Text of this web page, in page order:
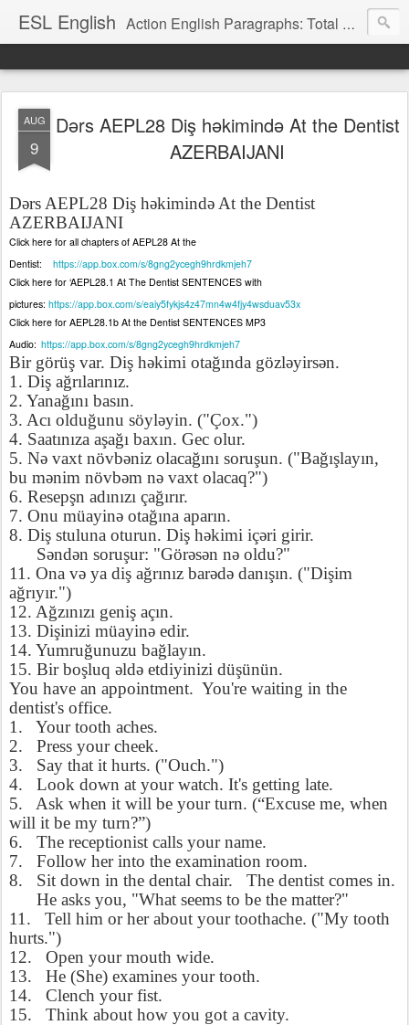
ESL English Action English Paragraphs: Total Physical Response (TPR) Paragraphs for the High School and Adult Language Student
AUG
9
Dərs AEPL28 Diş həkimində At the Dentist
AZERBAIJANI
Dərs AEPL28 Diş həkimində At the Dentist
AZERBAIJANI
Click here for all chapters of AEPL28 At the
Dentist: https://app.box.com/s/8gng2ycegh9hrdkmjeh7
Click here for ‘AEPL28.1 At The Dentist SENTENCES with
pictures: https://app.box.com/s/eaiy5fykjs4z47mn4w4fjy4wsduav53x
Click here for AEPL28.1b At the Dentist SENTENCES MP3
Audio: https://app.box.com/s/8gng2ycegh9hrdkmjeh7
Bir görüş var. Diş həkimi otağında gözləyirsən.
1. Diş ağrılarınız.
2. Yanağını basın.
3. Acı olduğunu söyləyin. ("Çox.")
4. Saatınıza aşağı baxın. Gec olur.
5. Nə vaxt növbəniz olacağını soruşun. ("Bağışlayın,
bu mənim növbəm nə vaxt olacaq?")
6. Resepşn adınızı çağırır.
7. Onu müayinə otağına aparın.
8. Diş stuluna oturun. Diş həkimi içəri girir.
Səndən soruşur: "Görəsən nə oldu?"
11. Ona və ya diş ağrınız barədə danışın. ("Dişim
ağrıyır.")
12. Ağzınızı geniş açın.
13. Dişinizi müayinə edir.
14. Yumruğunuzu bağlayın.
15. Bir boşluq əldə etdiyinizi düşünün.
You have an appointment. You're waiting in the
dentist's office.
1.
Your tooth aches.
2.
Press your cheek.
3.
Say that it hurts. ("Ouch.")
4.
Look down at your watch. It's getting late.
5.
Ask when it will be your turn. (“Excuse me, when
will it be my turn?”)
6.
The receptionist calls your name.
7.
Follow her into the examination room.
8.
Sit down in the dental chair.
The dentist comes in.
He asks you, "What seems to be the matter?"
11.
Tell him or her about your toothache. ("My tooth
hurts.")
12.
Open your mouth wide.
13.
He (She) examines your tooth.
14.
Clench your fist.
15.
Think about how you got a cavity.